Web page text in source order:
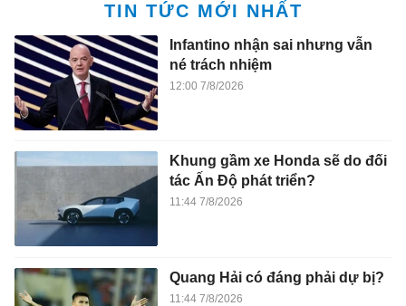
TIN TỨC MỚI NHẤT
Infantino nhận sai nhưng vẫn
né trách nhiệm
12:00 7/8/2026
Khung gầm xe Honda sẽ do đối
tác Ấn Độ phát triển?
11:44 7/8/2026
Quang Hải có đáng phải dự bị?
11:44 7/8/2026